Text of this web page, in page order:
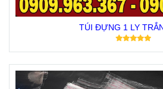
TÚI ĐỰNG 1 LY